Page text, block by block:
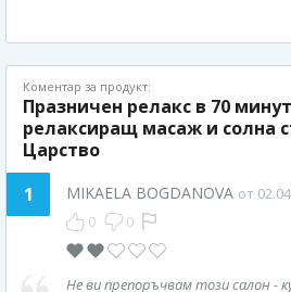
Коментар за продукт:
Празничен релакс в 70
релаксиращ масаж и солна
Царство
1
MIKAELA BOGDANOVA от
0 0
Не ви препоръчвам този салон -